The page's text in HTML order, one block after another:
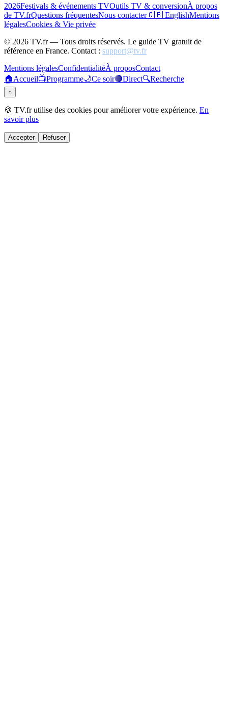
2026Festivals & événements TVOutils TV & conversionÀ propos
de TV.frQuestions fréquentesNous contacter🇬🇧 EnglishMentions
légalesCookies & Vie privée
© 2026 TV.fr — Tous droits réservés. Le guide TV gratuit de
référence en France. Contact : support@tv.fr
Mentions légalesConfidentialitéÀ proposContact
🏠Accueil📺Programme🌙Ce soir🔴Direct🔍Recherche
↑
🍪 TV.fr utilise des cookies pour améliorer votre expérience. En
savoir plus
Accepter Refuser